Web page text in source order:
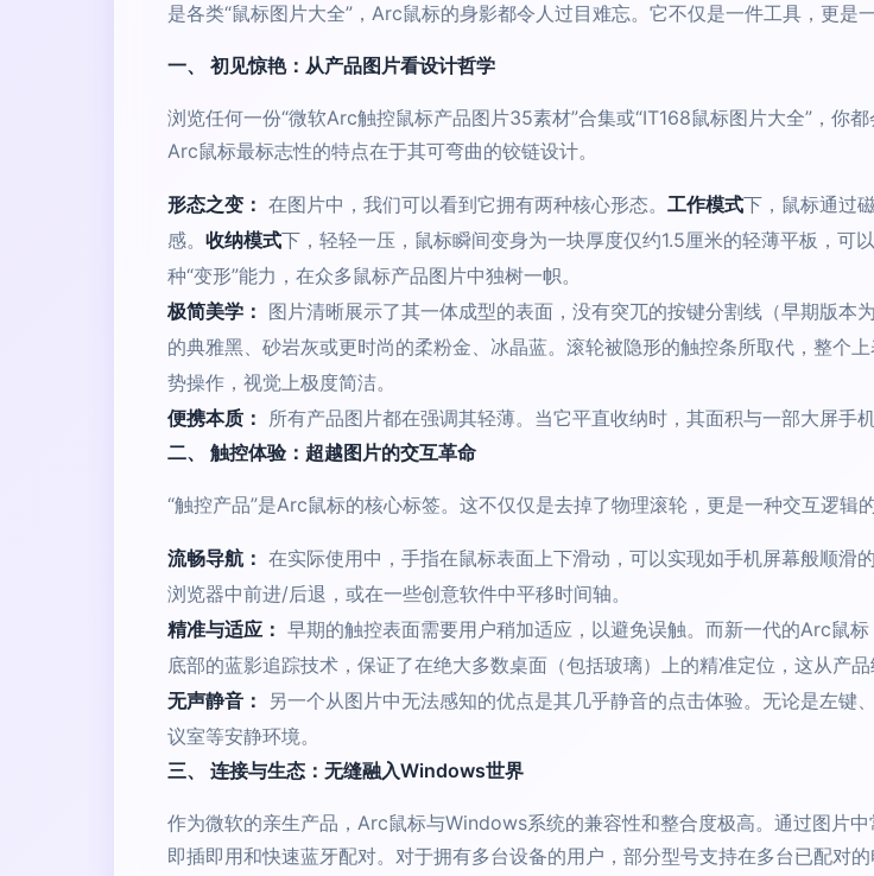
是各类“鼠标图片大全”，Arc鼠标的身影都令人过目难忘。它不仅是一件工具，更是
一、 初见惊艳：从产品图片看设计哲学
浏览任何一份“微软Arc触控鼠标产品图片35素材”合集或“IT168鼠标图片大全”，你
Arc鼠标最标志性的特点在于其可弯曲的铰链设计。
形态之变： 在图片中，我们可以看到它拥有两种核心形态。 工作模式下，鼠标通过
感。 收纳模式下，轻轻一压，鼠标瞬间变身为一块厚度仅约1.5厘米的轻薄平板，可
种“变形”能力，在众多鼠标产品图片中独树一帜。
极简美学： 图片清晰展示了其一体成型的表面，没有突兀的按键分割线（早期版
的典雅黑、砂岩灰或更时尚的柔粉金、冰晶蓝。滚轮被隐形的触控条所取代，整个
势操作，视觉上极度简洁。
便携本质： 所有产品图片都在强调其轻薄。当它平直收纳时，其面积与一部大屏手
二、 触控体验：超越图片的交互革命
“触控产品”是Arc鼠标的核心标签。这不仅仅是去掉了物理滚轮，更是一种交互逻辑的
流畅导航： 在实际使用中，手指在鼠标表面上下滑动，可以实现如手机屏幕般顺
浏览器中前进/后退，或在一些创意软件中平移时间轴。
精准与适应： 早期的触控表面需要用户稍加适应，以避免误触。而新一代的Arc鼠
底部的蓝影追踪技术，保证了在绝大多数桌面（包括玻璃）上的精准定位，这从产品
无声静音：
另一个从图片中无法感知的优点是其几乎静音的点击体验。无论是左
议室等安静环境。
三、 连接与生态：无缝融入Windows世界
作为微软的亲生产品，Arc鼠标与Windows系统的兼容性和整合度极高。通过图片
即插即用和快速蓝牙配对。对于拥有多台设备的用户，部分型号支持在多台已配对的